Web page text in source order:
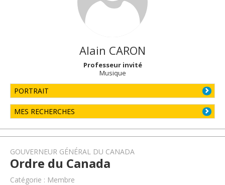
Alain CARON
Professeur invité
Musique
PORTRAIT
MES RECHERCHES
GOUVERNEUR GÉNÉRAL DU CANADA
Ordre du Canada
Catégorie : Membre